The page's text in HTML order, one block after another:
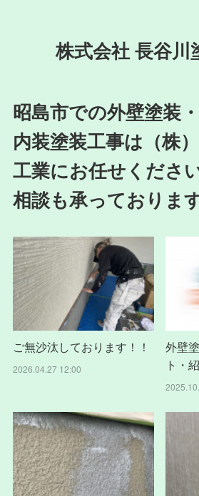
株式会社 長谷川
昭島市での外壁塗装
内装塗装工事は（株
工業にお任せくださ
相談も承っておりま
ご無沙汰しております！！
2026.04.27 12:00
外壁
ト・